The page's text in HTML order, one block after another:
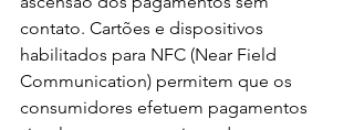
contato. Cartões e dispositivos
habilitados para NFC (Near Field
Communication) permitem que os
consumidores efetuem pagamentos